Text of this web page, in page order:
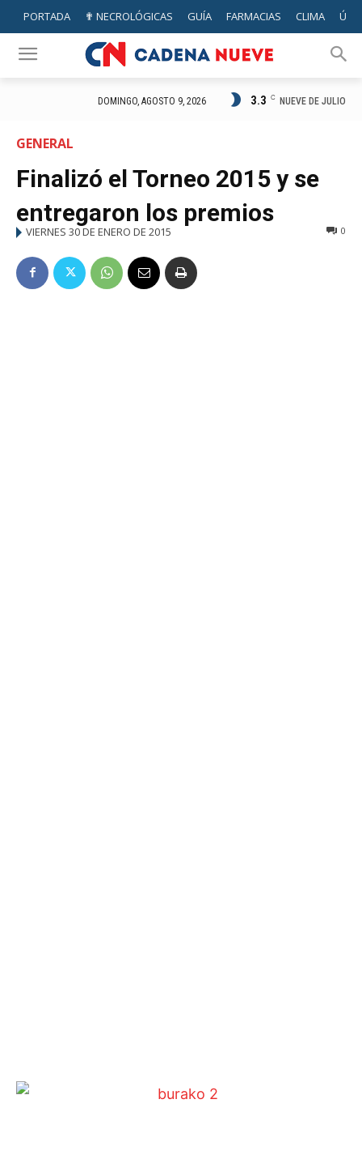
PORTADA ✟ NECROLÓGICAS GUÍA FARMACIAS CLIMA
DOMINGO, AGOSTO 9, 2026 3.3 C NUEVE DE JULIO
GENERAL
Finalizó el Torneo 2015 y se
entregaron los premios
VIERNES 30 DE ENERO DE 2015 0